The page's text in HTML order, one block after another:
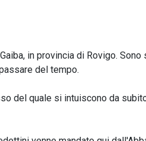
in provincia di Rovigo.
del tempo.
del quale si intuiscono da